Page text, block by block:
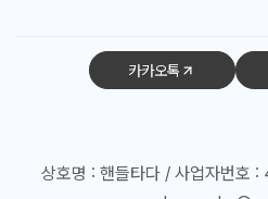
카카오톡
상호명 : 핸들타다 / 사업자번